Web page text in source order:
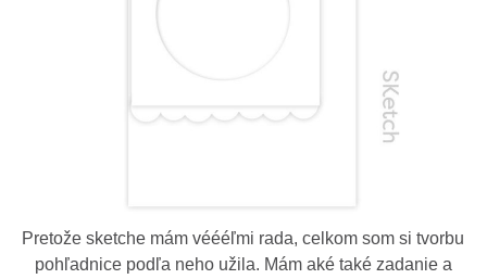
Pretože sketche mám véééľmi rada, celkom som si tvorbu
pohľadnice podľa neho užila. Mám aké také zadanie a